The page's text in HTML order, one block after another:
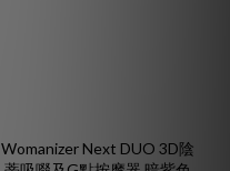
Womanizer Next DUO 3D陰